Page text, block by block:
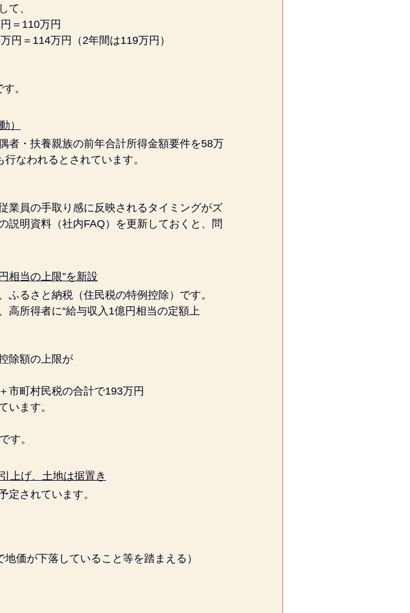
て、
＝110万円
円＝114万円（2年間は119万円）
。
）
者・扶養親族の前年合計所得金額要件を58万
なわれるとされています。
業員の手取り感に反映されるタイミングがズ
説明資料（社内FAQ）を更新しておくと、問
相当の上限”を新設
るさと納税（住民税の特例控除）です。
高所得者に“給与収入1億円相当の定額上
除額の上限が
市町村民税の合計で193万円
います。
す。
上げ、土地は据置き
定されています。
価が下落していること等を踏まえる）